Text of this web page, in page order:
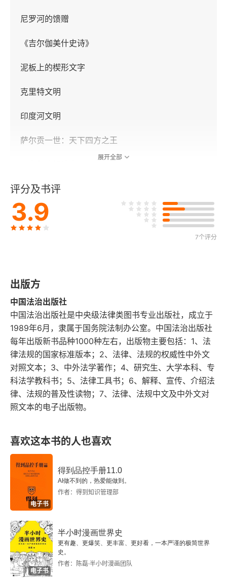
尼罗河的馈赠
《吉尔伽美什史诗》
泥板上的楔形文字
克里特文明
印度河文明
萨尔贡一世：天下四方之王
耶路撒冷的陷落
夏灭商兴
美洲大陆的玛雅文明
奥林匹斯山上的奥林匹克
百家争鸣
斯巴达国家形成
永恒之城
新巴比伦王国
梭伦改革
波斯人的崛起
第二章 奴隶制兴盛
希波战争
伯里克利改革
帕提侬神庙
展开全部
评分及书评
3.9
7个评分
出版方
中国法治出版社
中国法治出版社是中央级法律类图书专业出版社，成立于
1989年6月，隶属于国务院法制办公室。中国法治出版社
每年出版新书品种1000种左右，出版物主要包括：1、法
律法规的国家标准版本；2、法律、法规的权威性中外文
对照文本；3、中外法学著作；4、研究生、大学本科、专
科法学教科书；5、法律工具书；6、解释、宣传、介绍法
律、法规的普及性读物；7、法律、法规中文及中外文对
照文本的电子出版物。
喜欢这本书的人也喜欢
电子书
得到品控手册11.0
AI做不到的，热爱能做到。
作者：得到知识管理部
电子书
半小时漫画世界史
更有趣、更爆笑、更丰富、更好看，一本严谨的极简世界
史。
作者：陈磊·半小时漫画团队